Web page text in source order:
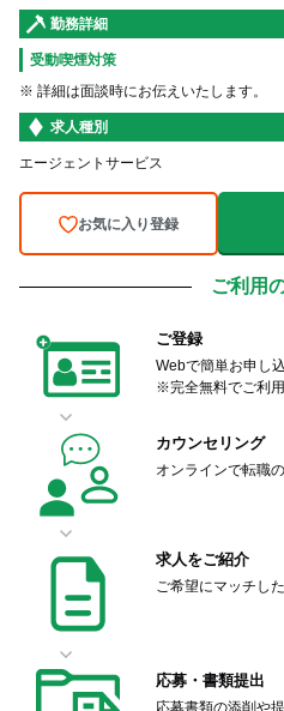
勤務詳細
受動喫煙対策
※ 詳細は面談時にお伝えいたします。
求人種別
エージェントサービス
お気に入り登録
ご利用
ご登録
Webで簡単お申し
※完全無料でご利
カウンセリング
オンラインで転職
求人をご紹介
ご希望にマッチし
応募・書類提出
応募書類の添削や